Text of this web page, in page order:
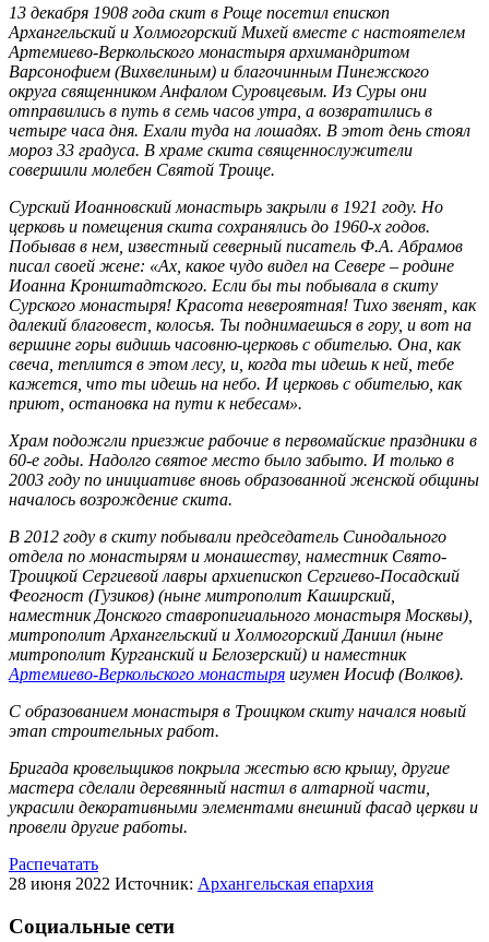
13 декабря 1908 года скит в Роще посетил епископ
Архангельский и Холмогорский Михей вместе с настоятелем
Артемиево-Веркольского монастыря архимандритом
Варсонофием (Вихвелиным) и благочинным Пинежского
округа священником Анфалом Суровцевым. Из Суры они
отправились в путь в семь часов утра, а возвратились в
четыре часа дня. Ехали туда на лошадях. В этот день стоял
мороз 33 градуса. В храме скита священнослужители
совершили молебен Святой Троице.
Сурский Иоанновский монастырь закрыли в 1921 году. Но
церковь и помещения скита сохранялись до 1960-х годов.
Побывав в нем, известный северный писатель Ф.А. Абрамов
писал своей жене: «Ах, какое чудо видел на Севере – родине
Иоанна Кронштадтского. Если бы ты побывала в скиту
Сурского монастыря! Красота невероятная! Тихо звенят, как
далекий благовест, колосья. Ты поднимаешься в гору, и вот на
вершине горы видишь часовню-церковь с обителью. Она, как
свеча, теплится в этом лесу, и, когда ты идешь к ней, тебе
кажется, что ты идешь на небо. И церковь с обителью, как
приют, остановка на пути к небесам».
Храм подожгли приезжие рабочие в первомайские праздники в
60-е годы. Надолго святое место было забыто. И только в
2003 году по инициативе вновь образованной женской общины
началось возрождение скита.
В 2012 году в скиту побывали председатель Синодального
отдела по монастырям и монашеству, наместник Свято-
Троицкой Сергиевой лавры архиепископ Сергиево-Посадский
Феогност (Гузиков) (ныне митрополит Каширский,
наместник Донского ставропигиального монастыря Москвы),
митрополит Архангельский и Холмогорский Даниил (ныне
митрополит Курганский и Белозерский) и наместник
Артемиево-Веркольского монастыря игумен Иосиф (Волков).
С образованием монастыря в Троицком скиту начался новый
этап строительных работ.
Бригада кровельщиков покрыла жестью всю крышу, другие
мастера сделали деревянный настил в алтарной части,
украсили декоративными элементами внешний фасад церкви и
провели другие работы.
Распечатать
28 июня 2022 Источник: Архангельская епархия
Социальные сети